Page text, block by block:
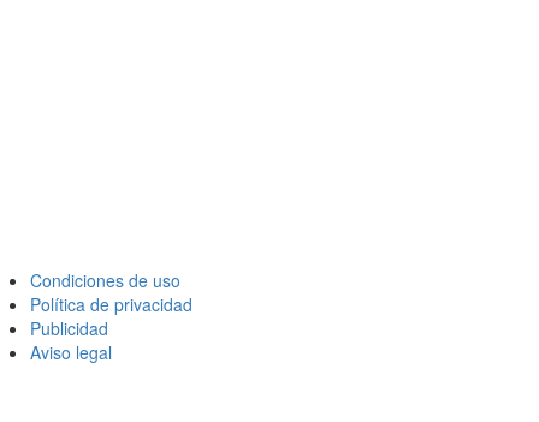
Condiciones de uso
Política de privacidad
Publicidad
Aviso legal